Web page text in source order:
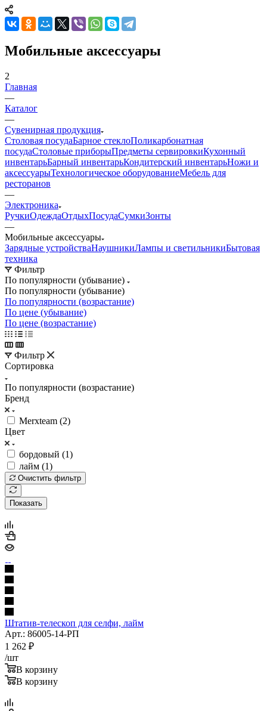
Мобильные аксессуары
2
Главная
—
Каталог
—
Сувенирная продукция
Столовая посудаБарное стеклоПоликарбонатная
посудаСтоловые приборыПредметы сервировкиКухонный
инвентарьБарный инвентарьКондитерский инвентарьНожи и
аксессуарыТехнологическое оборудованиеМебель для
ресторанов
—
Электроника
РучкиОдеждаОтдыхПосудаСумкиЗонты
—
Мобильные аксессуары
Зарядные устройстваНаушникиЛампы и светильникиБытовая
техника
Фильтр
По популярности (убывание)
По популярности (убывание)
По популярности (возрастание)
По цене (убывание)
По цене (возрастание)
Фильтр
Сортировка
По популярности (возрастание)
Бренд
Merxteam (2)
Цвет
бордовый (1)
лайм (1)
Очистить фильтр
Показать
Штатив-телескоп для селфи, лайм
Арт.: 86005-14-РП
1 262 ₽
/шт
В корзину
В корзину